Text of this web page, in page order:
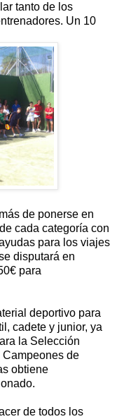
tanto de los
Un 10
de ponerse en
cada categoría con
para los viajes
disputará en
para
deportivo para
cadete y junior, ya
la Selección
Campeones de
obtiene
de todos los